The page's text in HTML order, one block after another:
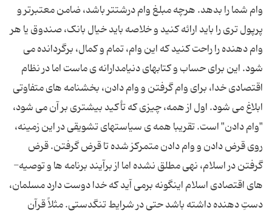
وام شما را بدهد. هرچه مبلغ وام درشت­تر باشد، ضامن معتبرتر و
پرپول تری را باید ارائه کنید و خلاصه باید خیال بانک، صندوق یا هر
وام دهنده را راحت کنید که این وام، تمام و کمال، برگردانده می
شود. این برای حساب و کتاب­های دنیامدارانه­ ی ماست اما در نظام
اقتصادی خدا، برای وام گرفتن و وام دادن، بخشنامه­ های متفاوتی
ابلاغ می ­شود. اول از همه، چیزی که تأکید بیشتری بر آن می­ شود،
"وام دادن" است. تقریبا همه ­ی سیاست­های تشویقی در این زمینه،
روی قرض دادن و وام دادن متمرکز شده تا قرض گرفتن. قرض
گرفتن در اسلام، نهی مطلق نشده اما از برآیند برنامه ­ها و توصیه­
های اقتصادی اسلام اینگونه برمی ­آید که خدا دوست دارد مسلمان،
دستِ دهنده داشته باشد حتی در شرایط تنگدستی. مثلاً قرآن